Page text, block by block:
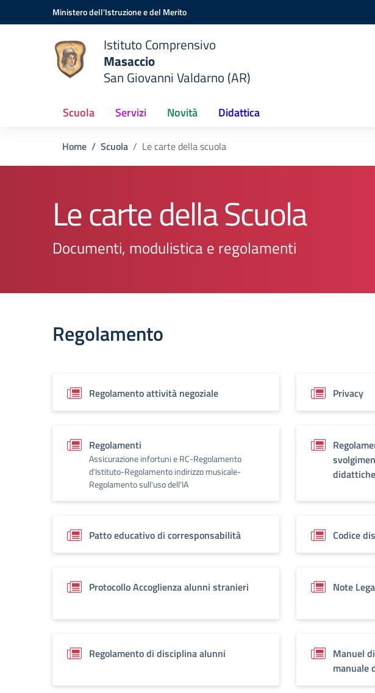
Vai ai contenuti
Vai al menu di navigazioneMinistero dell'Istruzione e del Merito
Istituto Comprensivo
Masaccio
San Giovanni Valdarno (AR)
Scuola Servizi Novità Didattica
Home Scuola Le carte della scuola
Le carte della Scuola
Documenti, modulistica e regolamenti
Regolamento
Regolamento attività negoziale Privacy
Regolamenti
Assicurazione infortuni e RC-Regolamento
d'Istituto-Regolamento indirizzo musicale-
Regolamento sull'uso dell'IA
Patto educativo di corresponsabilità Codice
Protocollo Accoglienza alunni stranieri Note
Regolamento di disciplina alunni
Manuel
manuale